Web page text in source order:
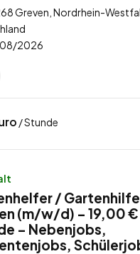
Greven, Nordrhein-
2026
/ Stunde
/
(m/w/d) – 19,00
– Nebenjobs,